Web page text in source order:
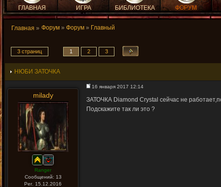
ГЛАВНАЯ ИГРА БИБЛИОТЕКА ФОРУМ
Главная » Форум » Форум » Главный
3 страниц 1 2 3
НЮБИ ЗАТОЧКА
milady
Ranger
Сообщений: 13
Рег. 15.12.2016
16 января 2017 12:14
ЗАТОЧКА Diamond Crystal сейчас не
Подскажите так ли это ?